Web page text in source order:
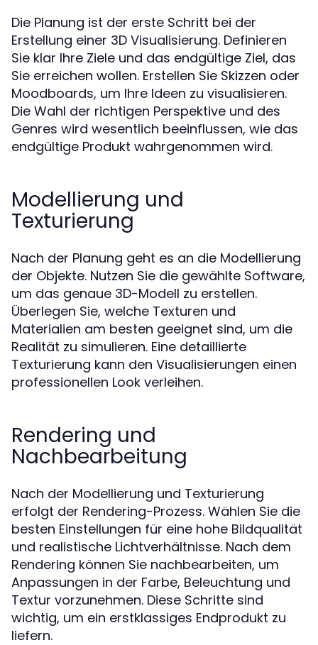
Die Planung ist der erste Schritt bei der
Erstellung einer 3D Visualisierung. Definieren
Sie klar Ihre Ziele und das endgültige Ziel, das
Sie erreichen wollen. Erstellen Sie Skizzen oder
Moodboards, um Ihre Ideen zu visualisieren.
Die Wahl der richtigen Perspektive und des
Genres wird wesentlich beeinflussen, wie das
endgültige Produkt wahrgenommen wird.
Modellierung und
Texturierung
Nach der Planung geht es an die Modellierung
der Objekte. Nutzen Sie die gewählte Software,
um das genaue 3D-Modell zu erstellen.
Überlegen Sie, welche Texturen und
Materialien am besten geeignet sind, um die
Realität zu simulieren. Eine detaillierte
Texturierung kann den Visualisierungen einen
professionellen Look verleihen.
Rendering und
Nachbearbeitung
Nach der Modellierung und Texturierung
erfolgt der Rendering-Prozess. Wählen Sie die
besten Einstellungen für eine hohe Bildqualität
und realistische Lichtverhältnisse. Nach dem
Rendering können Sie nachbearbeiten, um
Anpassungen in der Farbe, Beleuchtung und
Textur vorzunehmen. Diese Schritte sind
wichtig, um ein erstklassiges Endprodukt zu
liefern.